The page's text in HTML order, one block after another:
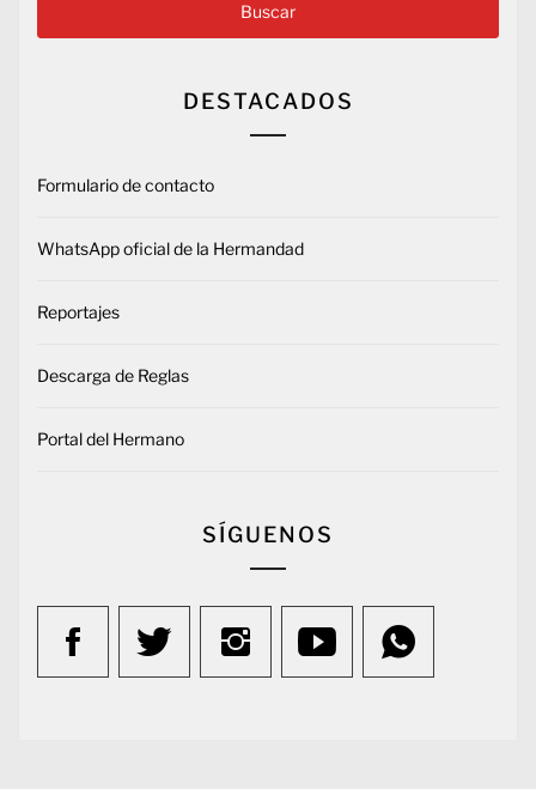
DESTACADOS
Formulario de contacto
WhatsApp oficial de la Hermandad
Reportajes
Descarga de Reglas
Portal del Hermano
SÍGUENOS